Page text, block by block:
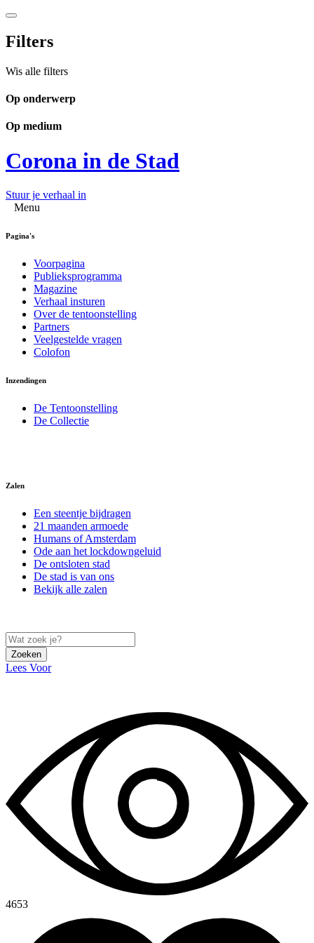
Filters
Wis alle filters
Op onderwerp
Op medium
Corona in de Stad
Stuur je verhaal in
Menu
Pagina's
Voorpagina
Publieksprogramma
Magazine
Verhaal insturen
Over de tentoonstelling
Partners
Veelgestelde vragen
Colofon
Inzendingen
De Tentoonstelling
De Collectie
Zalen
Een steentje bijdragen
21 maanden armoede
Humans of Amsterdam
Ode aan het lockdowngeluid
De ontsloten stad
De stad is van ons
Bekijk alle zalen
Zoeken
Lees Voor
4653